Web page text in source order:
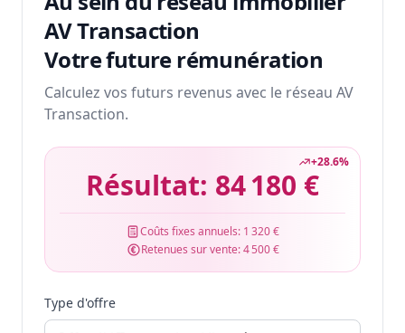
AV Transaction
Votre future rémunération
Calculez vos futurs revenus avec le réseau AV
Transaction.
+28.6%
Résultat: 84 180 €
Coûts fixes annuels: 1 320 €
Retenues sur vente:4 500 €
Type d'offre